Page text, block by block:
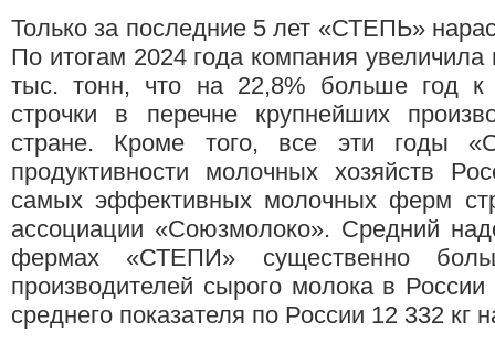
Только за последние 5 лет «СТЕПЬ»
По итогам 2024 года компания
тыс. тонн, что на 22,8% больше год
строчки в перечне крупнейших
стране. Кроме того, все эти годы
продуктивности молочных хозяйств
самых эффективных молочных ферм
ассоциации «Союзмолоко». Средний
фермах «СТЕПИ» существенно
производителей сырого молока в
среднего показателя по России 12 332 кг